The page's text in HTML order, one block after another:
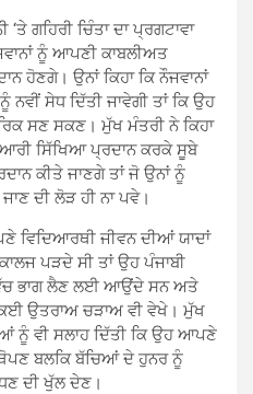
‘ਤੇ ਗਹਿਰੀ ਚਿੰਤਾ ਦਾ ਪ੍ਰਗਟਾਵਾ
ਨੂੰ ਆਪਣੀ ਕਾਬਲੀਅਤ
ਹੋਣਗੇ। ਉਨਾਂ ਕਿਹਾ ਕਿ ਨੌਜਵਾਨਾਂ
ਸੇਧ ਦਿੱਤੀ ਜਾਵੇਗੀ ਤਾਂ ਕਿ ਉਹ
ਸਣ ਸਕਣ। ਮੁੱਖ ਮੰਤਰੀ ਨੇ ਕਿਹਾ
ਸਿੱਖਿਆ ਪ੍ਰਦਾਨ ਕਰਕੇ ਸੂਬੇ
ਕੀਤੇ ਜਾਣਗੇ ਤਾਂ ਜੋ ਉਨਾਂ ਨੂੰ
ਦੀ ਲੋੜ ਹੀ ਨਾ ਪਵੇ।
ਵਿਦਿਆਰਥੀ ਜੀਵਨ ਦੀਆਂ ਯਾਦਾਂ
ਪੜਦੇ ਸੀ ਤਾਂ ਉਹ ਪੰਜਾਬੀ
ਭਾਗ ਲੈਣ ਲਈ ਆਉਂਦੇ ਸਨ ਅਤੇ
ਕਈ ਉਤਰਾਅ ਚੜਾਅ ਵੀ ਵੇਖੇ। ਮੁੱਖ
ਨੂੰ ਵੀ ਸਲਾਹ ਦਿੱਤੀ ਕਿ ਉਹ ਆਪਣੇ
ਬਲਕਿ ਬੱਚਿਆਂ ਦੇ ਹੁਨਰ ਨੂੰ
ਦੀ ਖੁੱਲ ਦੇਣ।